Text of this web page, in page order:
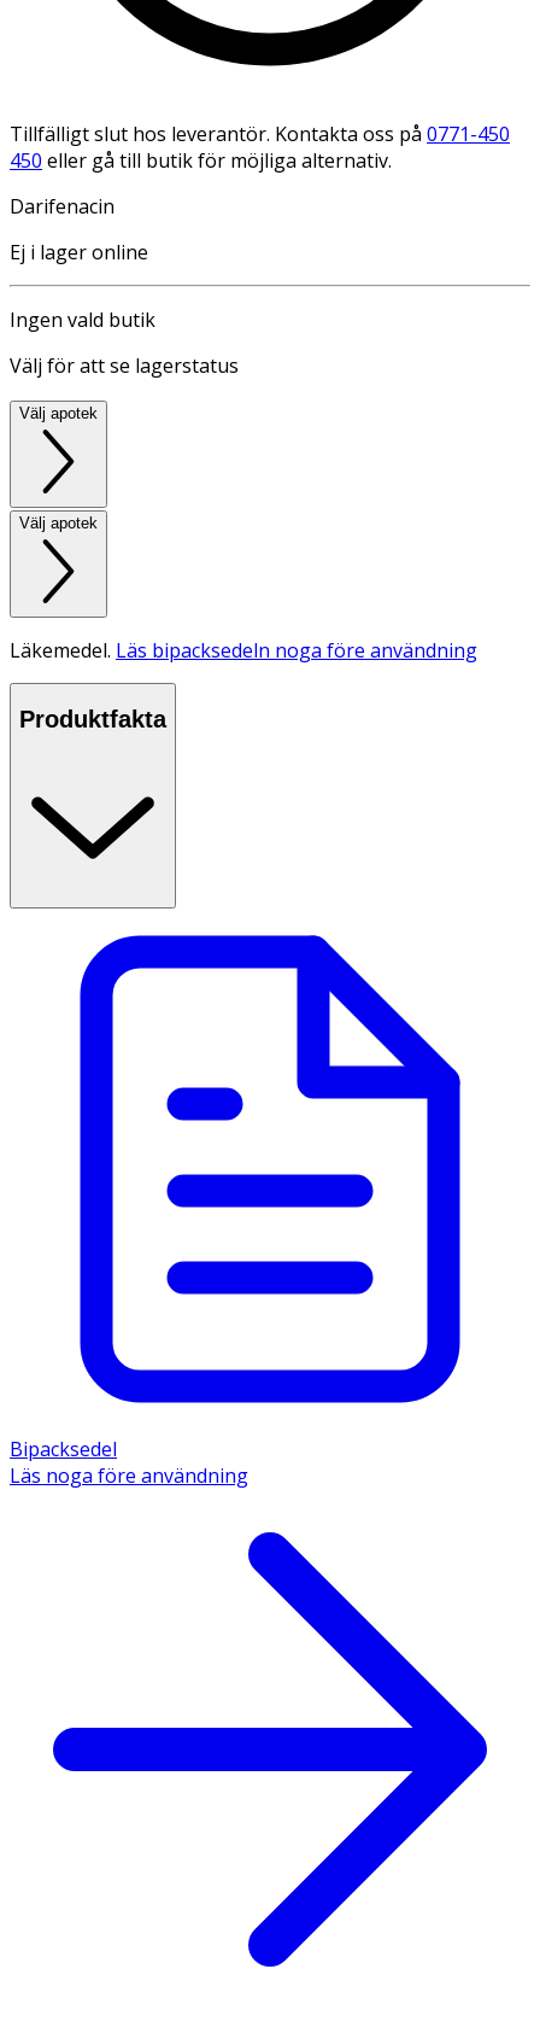
Tillfälligt slut hos leverantör. Kontakta oss på 0771-450
450 eller gå till butik för möjliga alternativ.
Darifenacin
Ej i lager online
Ingen vald butik
Välj för att se lagerstatus
Välj apotek
Välj apotek
Läkemedel. Läs bipacksedeln noga före användning
Produktfakta
Bipacksedel
Läs noga före användning